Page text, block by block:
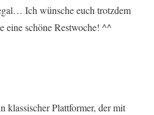
Ich wünsche euch trotzdem
eine schöne Restwoche! ^^
klassischer Plattformer, der mit